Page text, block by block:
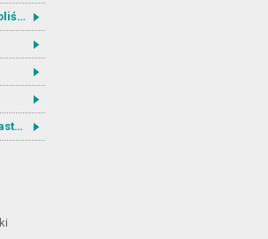
Okrytonasienne jednoliścienne
Kolekcja naukowa: Gastrotricha